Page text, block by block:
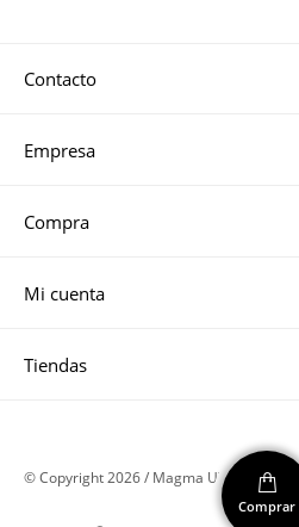
Contacto
Empresa
Compra
Mi cuenta
Tiendas
© Copyright 2026 / Magma UY